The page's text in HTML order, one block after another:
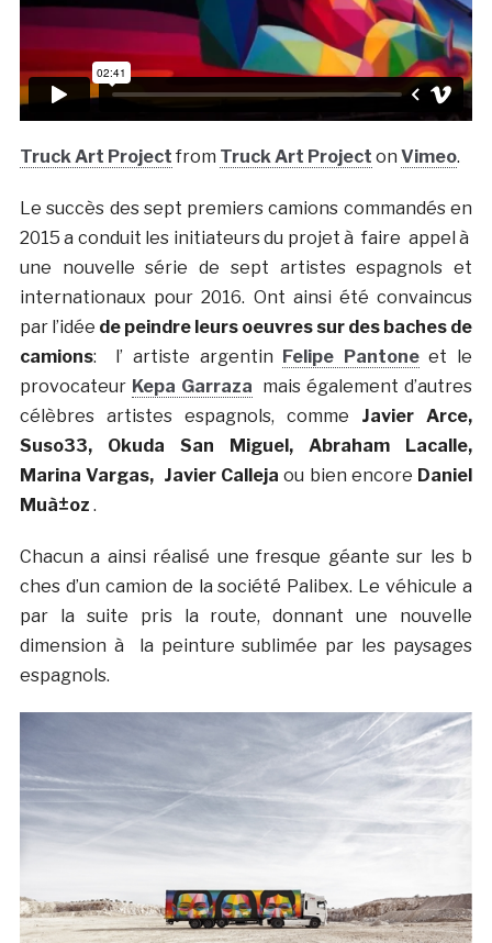
Truck Art Project from Truck Art Project on Vimeo.
Le succès des sept premiers camions commandés en
2015 a conduit les initiateurs du projet à faire appel à
une nouvelle série de sept artistes espagnols et
internationaux pour 2016. Ont ainsi été convaincus
par l’idée de peindre leurs oeuvres sur des baches de
camions: l’ artiste argentin Felipe Pantoneet le
provocateur Kepa Garraza mais également d’autres
célèbres artistes espagnols, comme Javier Arce,
Suso33, Okuda San Miguel, Abraham Lacalle,
Marina Vargas, Javier Calleja ou bien encore Daniel
Muà±oz .
Chacun a ainsi réalisé une fresque géante sur les b
ches d’un camion de la société Palibex. Le véhicule a
par la suite pris la route, donnant une nouvelle
dimension à la peinture sublimée par les paysages
espagnols.